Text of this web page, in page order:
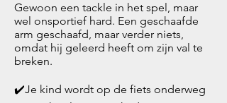
Gewoon een tackle in het spel, maar
wel onsportief hard. Een geschaafde
arm geschaafd, maar verder niets,
omdat hij geleerd heeft om zijn val te
breken.
✔️Je kind wordt op de fiets onderweg